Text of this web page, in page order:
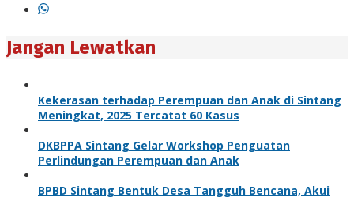
Jangan Lewatkan
Kekerasan terhadap Perempuan dan Anak di Sintang
Meningkat, 2025 Tercatat 60 Kasus
DKBPPA Sintang Gelar Workshop Penguatan
Perlindungan Perempuan dan Anak
BPBD Sintang Bentuk Desa Tangguh Bencana, Akui